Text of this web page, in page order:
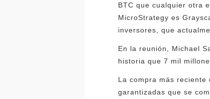
BTC que cualquier otra
MicroStrategy es
inversores, que
En la reunión, Michael
historia que 7 mil
La compra más
garantizadas que se